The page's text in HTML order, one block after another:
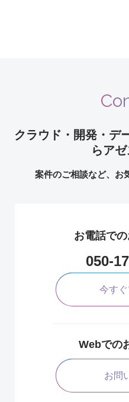
クラウド・開発・デ
らア
案件のご相談など、お
お電話で
050-
今す
Webでの
お問